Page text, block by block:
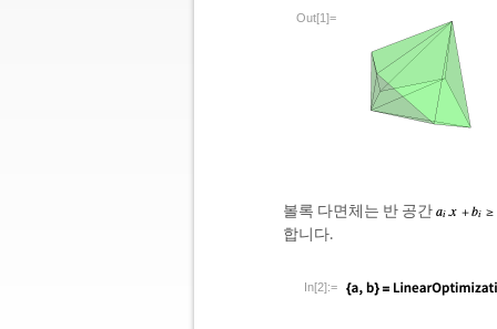
Out[1]=
볼록 다면체는 반 공간
합니다.
In[2]:=